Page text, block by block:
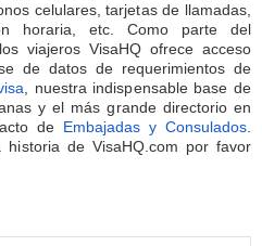
celulares, tarjetas de llamadas,
horaria, etc. Como parte del
viajeros VisaHQ ofrece acceso
de datos de requerimientos de
, nuestra indispensable base de
y el más grande directorio en
de Embajadas y Consulados.
de VisaHQ.com por favor